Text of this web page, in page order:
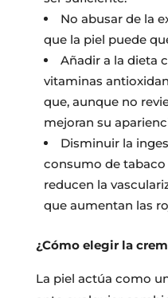
No abusar de la
que la piel puede
Añadir a la dieta
vitaminas
que, aunque no
mejoran su
Disminuir la
consumo de tabaco
reducen la
que aumentan las
¿Cómo elegir la
La piel actúa como